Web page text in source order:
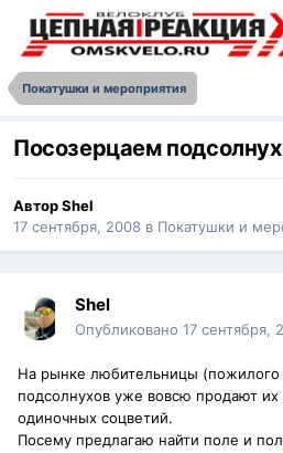
Покатушки и мероприятия
Посозерцаем
АвторShel
17 сентября, 2008 в Покатушки и
Shel
Опубликовано 17 сентября,
На рынке любительницы (пожилого
подсолнухов уже вовсю продают их
одиночных соцветий.
Посему предлагаю найти поле и